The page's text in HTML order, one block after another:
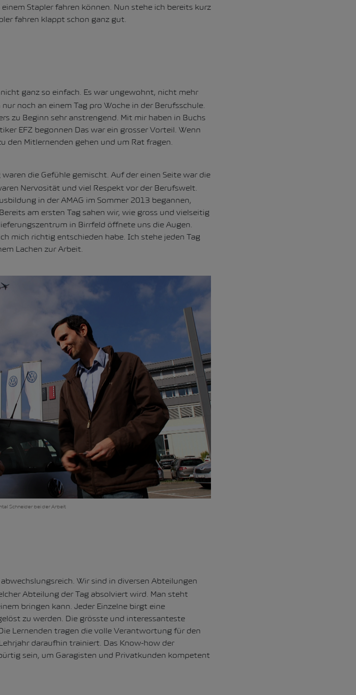
Stapler fahren können. Nun stehe ich bereits kurz
fahren klappt schon ganz gut.
ganz so einfach. Es war ungewohnt, nicht mehr
noch an einem Tag pro Woche in der Berufsschule.
zu Beginn sehr anstrengend. Mit mir haben in Buchs
EFZ begonnen Das war ein grosser Vorteil. Wenn
den Mitlernenden gehen und um Rat fragen.
die Gefühle gemischt. Auf der einen Seite war die
Nervosität und viel Respekt vor der Berufswelt.
in der AMAG im Sommer 2013 begannen,
am ersten Tag sahen wir, wie gross und vielseitig
in Birrfeld öffnete uns die Augen.
mich richtig entschieden habe. Ich stehe jeden Tag
Lachen zur Arbeit.
Schneider bei der Arbeit
Wir sind in diversen Abteilungen
Abteilung der Tag absolviert wird. Man steht
bringen kann. Jeder Einzelne birgt eine
zu werden. Die grösste und interessanteste
Lernenden tragen die volle Verantwortung für den
daraufhin trainiert. Das Know-how der
sein, um Garagisten und Privatkunden kompetent